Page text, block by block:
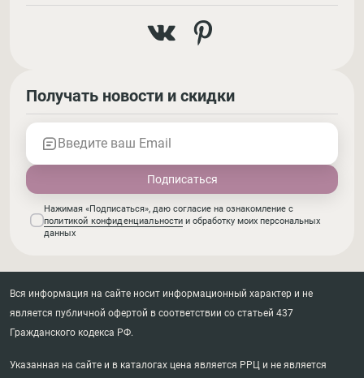
Получать новости и скидки
Введите ваш Email
Нажимая «Подписаться», даю согласие на ознакомление с
политикой конфиденциальности и обработку моих персональных
данных
Вся информация на сайте носит информационный характер и не
является публичной офертой в соответствии со статьей 437
Гражданского кодекса РФ.
Указанная на сайте и в каталогах цена является РРЦ и не является